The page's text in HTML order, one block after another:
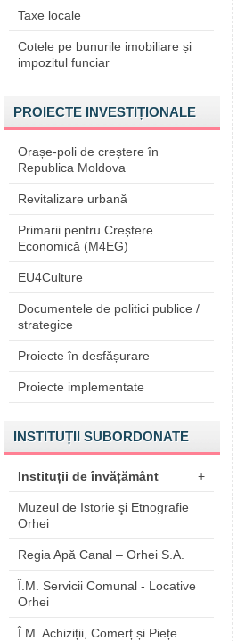
Taxe locale
Cotele pe bunurile imobiliare și
impozitul funciar
PROIECTE INVESTIȚIONALE
Orașe-poli de creștere în
Republica Moldova
Revitalizare urbană
Primarii pentru Creștere
Economică (M4EG)
EU4Culture
Documentele de politici publice /
strategice
Proiecte în desfășurare
Proiecte implementate
INSTITUȚII SUBORDONATE
Instituții de învățământ +
Muzeul de Istorie şi Etnografie
Orhei
Regia Apă Canal – Orhei S.A.
Î.M. Servicii Comunal - Locative
Orhei
Î.M. Achiziții, Comerț și Piețe